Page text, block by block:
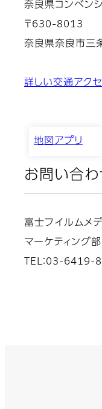
奈良県コンベン
〒630-8013
奈良県奈良市三
詳しい交通アク
地図アプリ
お問い合わ
富士フイルムメ
マーケティング部
TEL：03-6419-